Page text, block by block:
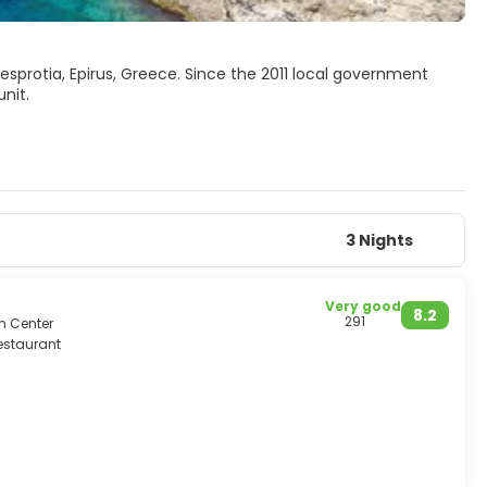
Epirus, Greece. Since the 2011 local government
3 Nights
Center 8.2
Very good
291